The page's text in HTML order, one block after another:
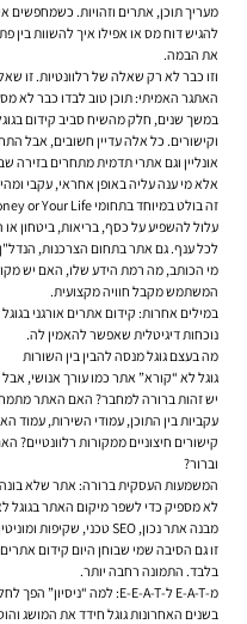
מעריך תוכן, אתרים וזהויות. כשמחפשים
להגיש דוח מס או אפילו איך להשוות בין
את הבמה.
וזו כבר לא רק שאלה של רלוונטיות. זו
האתגר האמיתי: תוכן טוב לבדו כבר לא
במשך שנים, חלק מהשיח סביב קידום
וקישורים. כל אלה עדיין חשובים, אבל
אונליין וגם אתרי תדמית מתחרים
אלא מי ענה עליה באופן אחראי, עקבי
עלול להשפיע על כסף, בריאות, ביטחון
לכל ענף. גם אתר בתחום הצרכנות, הנדל"ן,
מי הכותב, מה רמת הידע שלו, האם יש
המשתמש מקבל חוויה מקצועית.
במילים אחרות: קידום אתרים אורגני
נוכחות דיגיטלית שאפשר להאמין לה.
מה בעצם גוגל מנסה להבין בין השורות
גוגל לא “קורא” אתר כמו עורך אנושי,
יש זהות ברורה למחבר? האם האתר
עקביות בין התוכן, עמודי השירות, עמוד
קישורים חיצוניים ממקורות
וברור?
המשמעות העסקית ברורה: אתר שלא
לא מספיק כדי לשפר מיקום האתר בגוגל
מבנה אתר נכון, SEO טכני, שקיפות ומוניטין — בדרך כלל נהנה מבסיס יציב יותר.
זו גם הסיבה שמי שבוחן היום קידום אתרים
בלבד. התמונה רחבה יותר.
מ-E-A-T ל-E-E-A-T: למה “ניסיון” הפך לחלק מהמשוואה